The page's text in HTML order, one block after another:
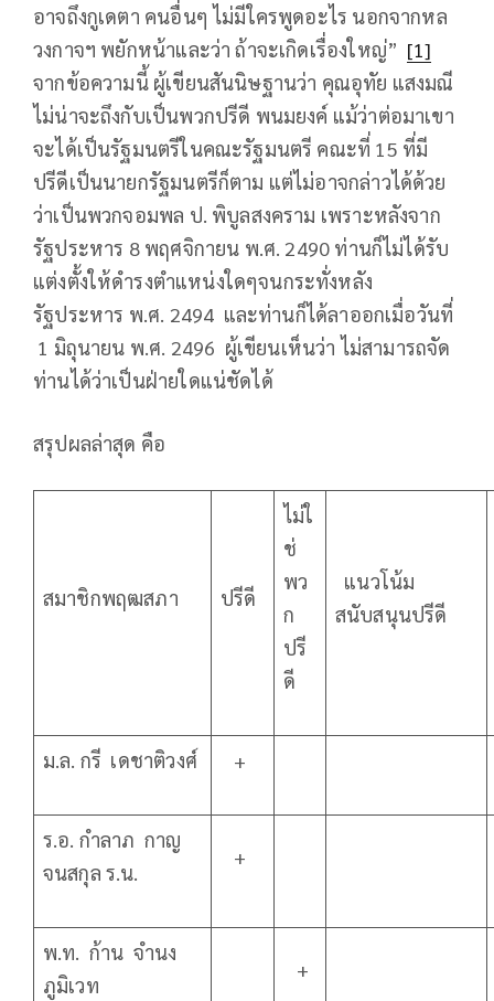
อาจถึงกูเดตา คนอื่นๆ ไม่มีใครพูดอะไร นอกจากหล
วงกาจฯ พยักหน้าและว่า ถ้าจะเกิดเรื่องใหญ่” [1]
จากข้อความนี้ ผู้เขียนสันนิษฐานว่า คุณอุทัย แสงมณี
ไม่น่าจะถึงกับเป็นพวกปรีดี พนมยงค์ แม้ว่าต่อมาเขา
จะได้เป็นรัฐมนตรีในคณะรัฐมนตรี คณะที่ 15 ที่มี
ปรีดีเป็นนายกรัฐมนตรีก็ตาม แต่ไม่อาจกล่าวได้ด้วย
ว่าเป็นพวกจอมพล ป. พิบูลสงคราม เพราะหลังจาก
รัฐประหาร 8 พฤศจิกายน พ.ศ. 2490 ท่านก็ไม่ได้รับ
แต่งตั้งให้ดำรงตำแหน่งใดๆจนกระทั่งหลัง
รัฐประหาร พ.ศ. 2494 และท่านก็ได้ลาออกเมื่อวันที่
1 มิถุนายน พ.ศ. 2496 ผู้เขียนเห็นว่า ไม่สามารถจัด
ท่านได้ว่าเป็นฝ่ายใดแน่ชัดได้
สรุปผลล่าสุด คือ
สมาชิกพฤฒสภา ปรีดี
ไม่ใ
ช่
พว
ก
ปรี
ดี
แนวโน้ม
สนับสนุนปรีดี
ม.ล. กรี เดชาติวงศ์ +
ร.อ. กำลาภ กาญ
จนสกุล ร.น.
+
พ.ท. ก้าน จำนง
ภูมิเวท
+